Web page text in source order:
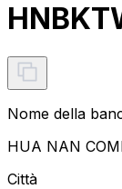
Nome della
HUA NAN
Città